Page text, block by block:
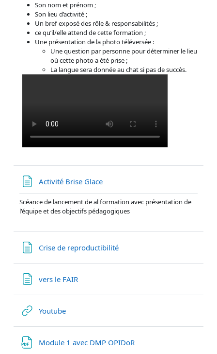
Son nom et prénom ;
Son lieu d’activité ;
Un bref exposé des rôle & responsabilités ;
ce qu’il/elle attend de cette formation ;
Une présentation de la photo téléversée :
Une question par personne pour déterminer le lieu
où cette photo a été prise ;
La langue sera donnée au chat si pas de succès.
Activité Brise GlacePage
Scéance de lancement de al formation avec présentation de
l'équipe et des objectifs pédagogiques
Crise de reproductibilitéPage
vers le FAIRPage
YoutubeURL
Module 1 avec DMP OPIDoR